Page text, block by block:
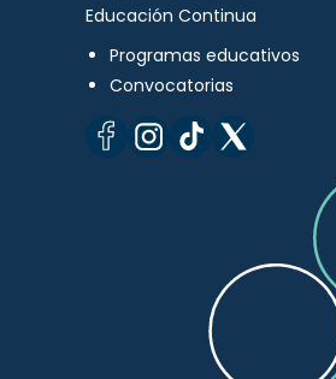
Educación Continua
Programas educativos
Convocatorias